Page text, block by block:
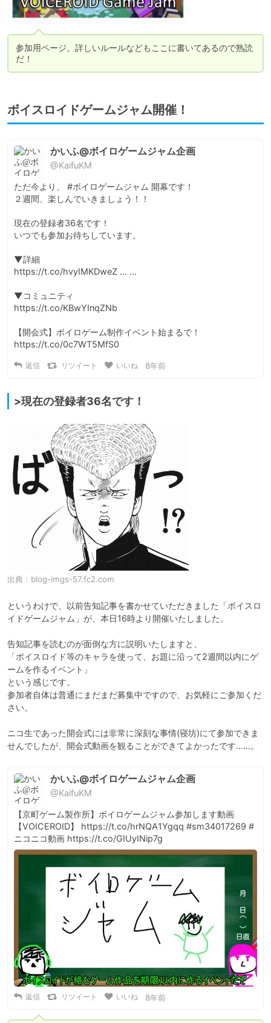
参加用ページ。詳しいルールなどもここに書いてあるので熟読
だ！
ボイスロイドゲームジャム開催！
かいふ@ボイロゲームジャム企画
@KaifuKM
ただ今より、 #ボイロゲームジャム 開幕です！
２週間、楽しんでいきましょう！！
現在の登録者36名です！
いつでも参加お待ちしています。
▼詳細
https://t.co/hvyIMKDweZ … …
▼コミュニティ
https://t.co/KBwYInqZNb
【開会式】ボイロゲーム制作イベント始まるで！
https://t.co/0c7WT5MfS0
返信 リツイート いいね 8年前
>現在の登録者36名です！
出典： blog-imgs-57.fc2.com
というわけで、以前告知記事を書かせていただきました「ボイスロ
イドゲームジャム」が、本日16時より開催いたしました。
告知記事を読むのが面倒な方に説明いたしますと、
「ボイスロイド等のキャラを使って、お題に沿って2週間以内にゲ
ームを作るイベント」
という感じです。
参加者自体は普通にまだまだ募集中ですので、お気軽にご参加くだ
さい。
ニコ生であった開会式には非常に深刻な事情(寝坊)にて参加できま
かいふ@ボイロゲームジャム企画
@KaifuKM
【京町ゲーム製作所】ボイロゲームジャム参加します動画
【VOICEROID】 https://t.co/hrNQA1Ygqq #sm34017269 #
ニコニコ動画 https://t.co/GIUyINip7g
返信 リツイート いいね 8年前